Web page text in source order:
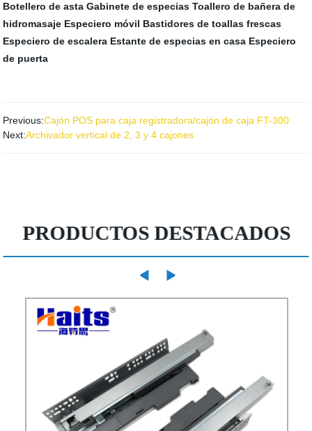
Botellero de asta Gabinete de especias Toallero de bañera de
hidromasaje Especiero móvil Bastidores de toallas frescas
Especiero de escalera Estante de especias en casa Especiero
de puerta
Previous:Cajón POS para caja registradora/cajón de caja FT-300
Next:Archivador vertical de 2, 3 y 4 cajones
PRODUCTOS DESTACADOS